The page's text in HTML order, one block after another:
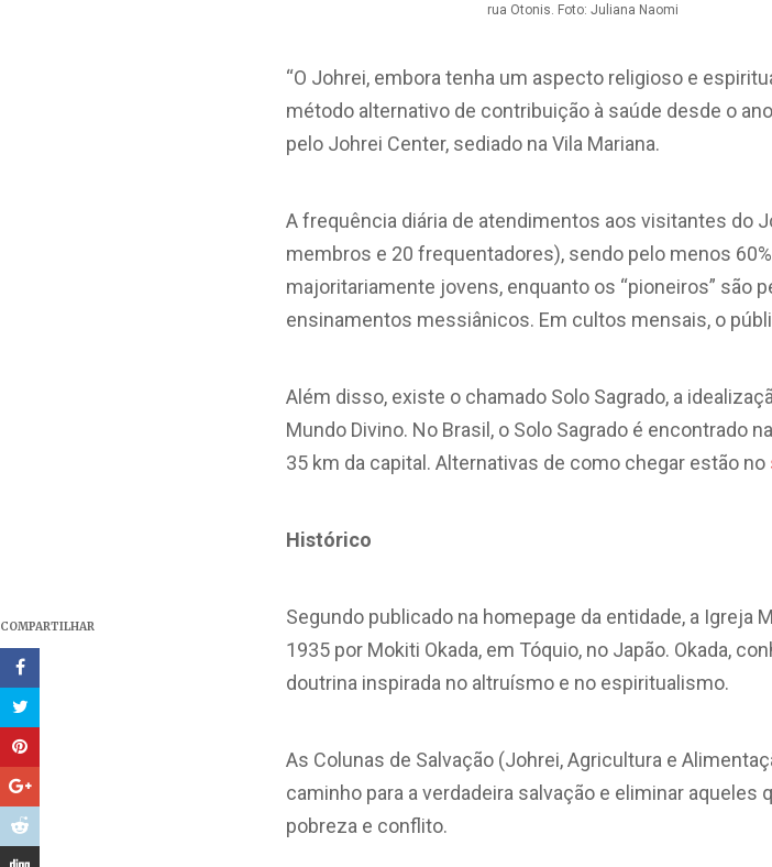
COMPARTILHAR
rua Otonis. Foto: Juliana Naomi
“O Johrei, embora tenha um aspecto religioso e
método alternativo de contribuição à saúde desde o
pelo Johrei Center, sediado na Vila Mariana.
A frequência diária de atendimentos aos visitantes do
membros e 20 frequentadores), sendo pelo menos
majoritariamente jovens, enquanto os “pioneiros” são
ensinamentos messiânicos. Em cultos mensais, o
Além disso, existe o chamado Solo Sagrado, a
Mundo Divino. No Brasil, o Solo Sagrado é encontrado
35 km da capital. Alternativas de como chegar estão no
Histórico
Segundo publicado na homepage da entidade, a Igreja
1935 por Mokiti Okada, em Tóquio, no Japão. Okada,
doutrina inspirada no altruísmo e no espiritualismo.
As Colunas de Salvação (Johrei, Agricultura e
caminho para a verdadeira salvação e eliminar
pobreza e conflito.